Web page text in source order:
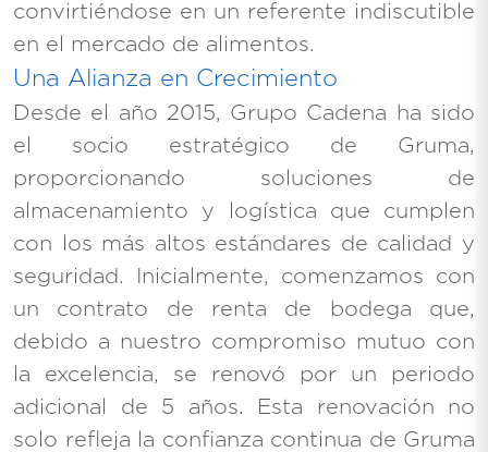
convirtiéndose en un referente indiscutible
en el mercado de alimentos.
Una Alianza en Crecimiento
Desde el año 2015, Grupo Cadena ha sido
el socio estratégico de Gruma,
proporcionando soluciones de
almacenamiento y logística que cumplen
con los más altos estándares de calidad y
seguridad. Inicialmente, comenzamos con
un contrato de renta de bodega que,
debido a nuestro compromiso mutuo con
la excelencia, se renovó por un periodo
adicional de 5 años. Esta renovación no
solo refleja la confianza continua de Gruma